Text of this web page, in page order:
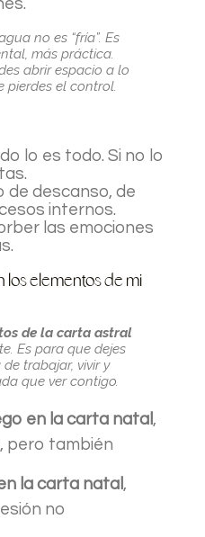
no es “fría”. Es
más práctica.
abrir espacio a lo
pierdes el control.
lo es todo. Si no lo
de descanso, de
internos.
las emociones
los elementos de mi
de la carta astral
Es para que dejes
trabajar, vivir y
que ver contigo.
en la carta natal ,
pero también
la carta natal ,
no